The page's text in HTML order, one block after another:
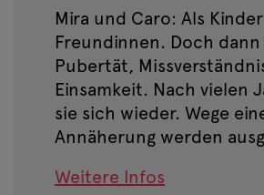
Mira und Caro: Als
Freundinnen. Doch dann
Pubertät,
Einsamkeit. Nach vielen
sie sich wieder. Wege
Annäherung werden
Weitere Infos